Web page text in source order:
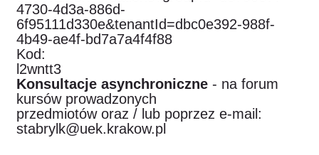
4730-4d3a-886d-
6f95111d330e&tenantId=dbc0e392-988f-
4b49-ae4f-bd7a7a4f4f88
Kod:
l2wntt3
Konsultacje asynchroniczne- na forum
kursów prowadzonych
przedmiotów oraz / lub poprzez e-mail:
stabrylk@uek.krakow.pl